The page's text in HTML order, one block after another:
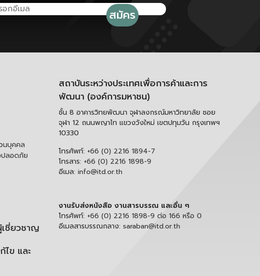
นบุคคล
ปลอดภัย
เชี่ยวชาญ
ข และ
สถาบันระหว่างประเทศเพื่อการค้าและการ
พัฒนา (องค์การมหาชน)
ชั้น 8 อาคารวิทยพัฒนา จุฬาลงกรณ์มหาวิทยาลัย ซอย
จุฬา 12 ถนนพญาไท แขวงวังใหม่ เขตปทุมวัน กรุงเทพฯ
10330
โทรศัพท์: +66 (0) 2216 1894-7
โทรสาร: +66 (0) 2216 1898-9
อีเมล: info@itd.or.th
งานรับส่งหนังสือ งานสารบรรณ และอื่น ๆ
โทรศัพท์: +66 (0) 2216 1898-9 ต่อ 166 หรือ 0
อีเมลสารบรรณกลาง: saraban@itd.or.th